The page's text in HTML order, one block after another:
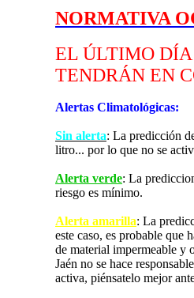
NORMATIVA
EL ÚLTIMO DÍA
TENDRÁN EN
Alertas Climatológicas:
Sin alerta: La predicción
litro... por lo que no se
Alerta verde: La
riesgo es mínimo.
Alerta amarilla: La
este caso, es probable que
de material impermeable y
Jaén no se hace
activa, piénsatelo mejor